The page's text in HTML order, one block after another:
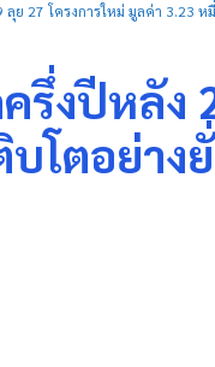
ย 27 โครงการใหม่ มูลค่า 3.23 ห
รึ่งปีหลัง
บโตอย่าง